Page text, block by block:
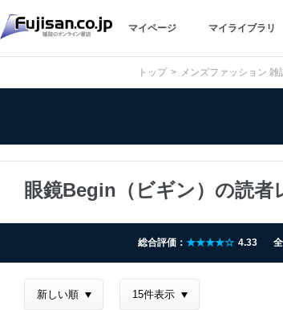
マイページ マイライブラリ
トップ メンズファッション 雑
眼鏡Begin（ビギン）の読者
総合評価： ★★★★☆ 4.33